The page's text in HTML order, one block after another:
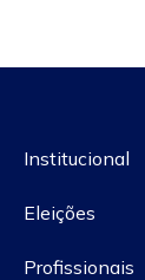
Institucional
Eleições
Profissionais